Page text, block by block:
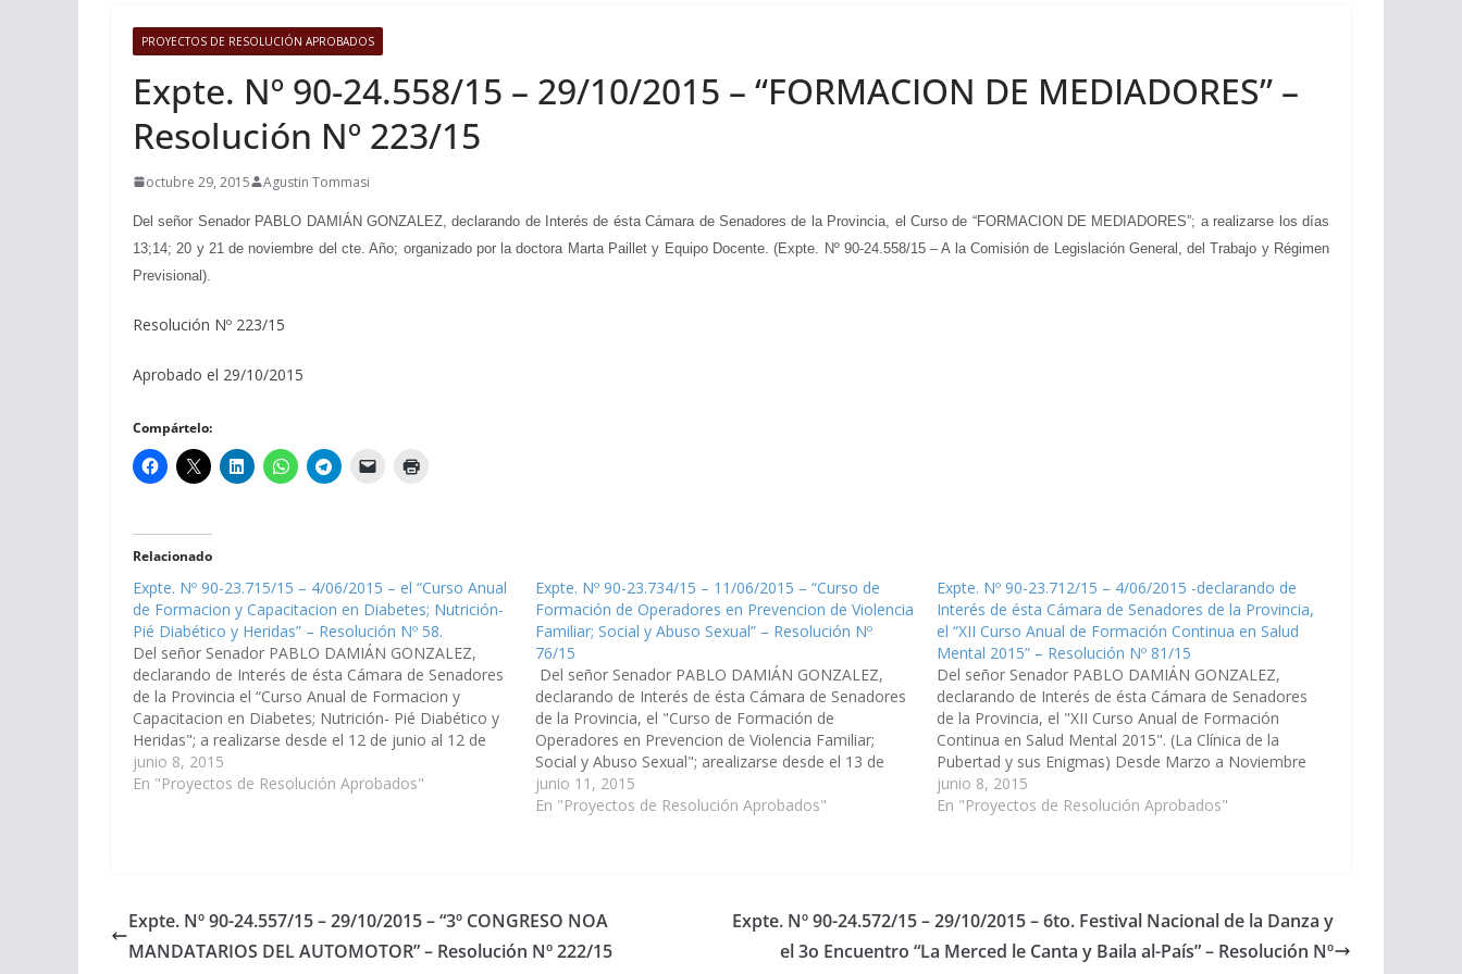
PROYECTOS DE RESOLUCIÓN APROBADOS
Expte. Nº 90-24.558/15 – 29/10/2015 – “FORMACION DE MEDIADORES” –
Resolución Nº 223/15
octubre 29, 2015 Agustin Tommasi
Del señor Senador PABLO DAMIÁN GONZALEZ, declarando de Interés de ésta Cámara de Senadores de la Provincia, el Curso de “FORMACION DE MEDIADORES”; a realizarse los días
13;14; 20 y 21 de noviembre del cte. Año; organizado por la doctora Marta Paillet y Equipo Docente. (Expte. Nº 90-24.558/15 – A la Comisión de Legislación General, del Trabajo y Régimen
Previsional).
Resolución Nº 223/15
Aprobado el 29/10/2015
Compártelo:
Relacionado
Expte. Nº 90-23.715/15 – 4/06/2015 – el “Curso Anual
de Formacion y Capacitacion en Diabetes; Nutrición-
Pié Diabético y Heridas” – Resolución Nº 58.
Del señor Senador PABLO DAMIÁN GONZALEZ,
declarando de Interés de ésta Cámara de Senadores
de la Provincia el “Curso Anual de Formacion y
Capacitacion en Diabetes; Nutrición- Pié Diabético y
Heridas"; a realizarse desde el 12 de junio al 12 de
diciembre del cte. año. Organiza la Fundación Escuela
para…
junio 8, 2015
En "Proyectos de Resolución Aprobados"
Expte. Nº 90-23.734/15 – 11/06/2015 – “Curso de
Formación de Operadores en Prevencion de Violencia
Familiar; Social y Abuso Sexual” – Resolución Nº
76/15
Del señor Senador PABLO DAMIÁN GONZALEZ,
declarando de Interés de ésta Cámara de Senadores
de la Provincia, el "Curso de Formación de
Operadores en Prevencion de Violencia Familiar;
Social y Abuso Sexual"; arealizarse desde el 13 de
junio al 13 de agosto del cte. año. Organiza
Fundación Lapacho.(Expte. Nº 90-23.734/15…
junio 11, 2015
En "Proyectos de Resolución Aprobados"
Expte. Nº 90-23.712/15 – 4/06/2015 -declarando de
Interés de ésta Cámara de Senadores de la Provincia,
el “XII Curso Anual de Formación Continua en Salud
Mental 2015” – Resolución Nº 81/15
Del señor Senador PABLO DAMIÁN GONZALEZ,
declarando de Interés de ésta Cámara de Senadores
de la Provincia, el "XII Curso Anual de Formación
Continua en Salud Mental 2015". (La Clínica de la
Pubertad y sus Enigmas) Desde Marzo a Noviembre
del cte año Organiza el Colegio de Psicólogos de
Salta…
junio 8, 2015
En "Proyectos de Resolución Aprobados"
Expte. Nº 90-24.557/15 – 29/10/2015 – “3º CONGRESO NOA
MANDATARIOS DEL AUTOMOTOR” – Resolución Nº 222/15
Expte. Nº 90-24.572/15 – 29/10/2015 – 6to. Festival Nacional de la Danza y
el 3o Encuentro “La Merced le Canta y Baila al-País” – Resolución Nº